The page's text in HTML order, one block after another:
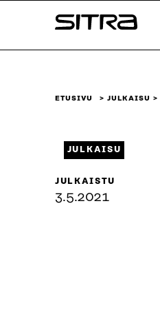
sisältöön
Sitra
ETUSIVU JULKAISU
JULKAISU
JULKAISTU
3.5.2021